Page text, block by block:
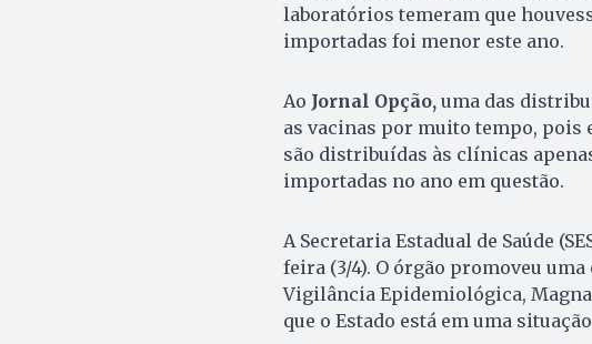
laboratórios temeram que
importadas foi menor este ano.
Ao Jornal Opção, uma das
as vacinas por muito tempo, pois
são distribuídas às clínicas
importadas no ano em questão.
A Secretaria Estadual de Saúde
feira (3/4). O órgão promoveu
Vigilância Epidemiológica,
que o Estado está em uma